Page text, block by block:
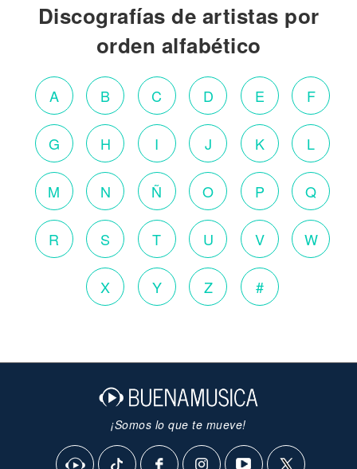
Discografías de artistas por
orden alfabético
A B C D E F
G H I J K L
M N Ñ O P Q
R S T U V W
X Y Z #
¡Somos lo que te mueve!